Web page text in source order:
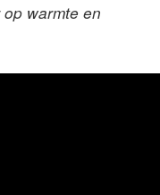
warmte en